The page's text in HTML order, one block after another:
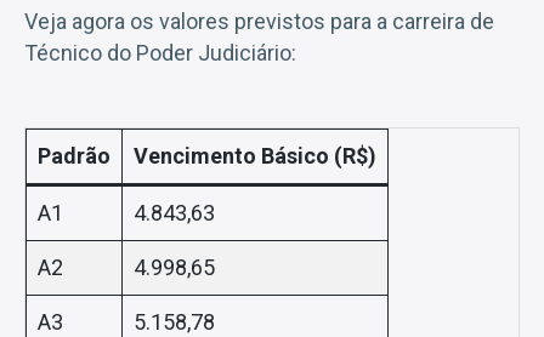
Veja agora os valores previstos para a carreira de
Técnico do Poder Judiciário:
Padrão Vencimento Básico (R$)
A1 4.843,63
A2 4.998,65
A3 5.158,78